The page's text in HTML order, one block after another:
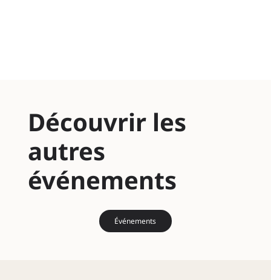
Découvrir les
autres
événements
Événements